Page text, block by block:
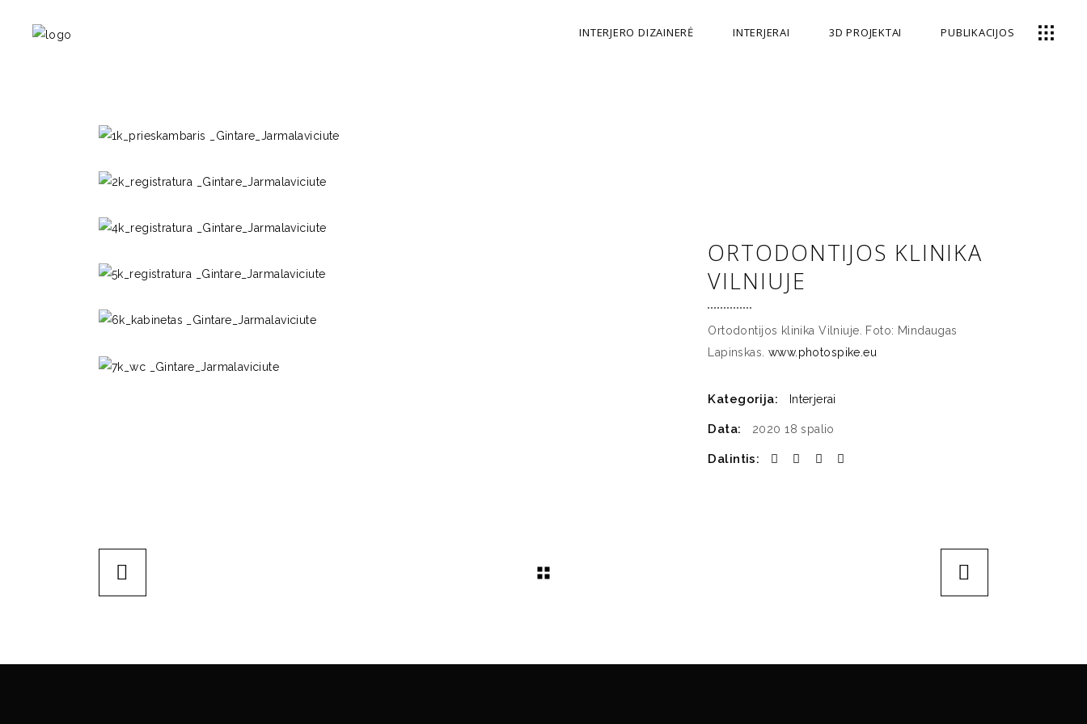
INTERJERO DIZAINERĖ INTERJERAI 3D PROJEKTAI PUBLIKACIJOS
ORTODONTIJOS KLINIKA
VILNIUJE
Ortodontijos klinika Vilniuje. Foto: Mindaugas
Lapinskas. www.photospike.eu
Kategorija: Interjerai
Data: 2020 18 spalio
Dalintis: